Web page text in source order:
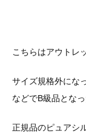
こちらはアウトレ
サイズ規格外にな
などでB級品となっ
正規品のピュアシ